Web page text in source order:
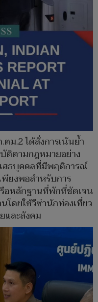
ม.2 ได้สั่งการเน้นย้ำ
ติตามกฎหมายอย่าง
เสธบุคคลที่มีพฤติการณ์
พียงพอสำหรับการ
อหลักฐานที่พักที่ชัดเจน
โดยใช้วีซ่านักท่องเที่ยว
และสังคม